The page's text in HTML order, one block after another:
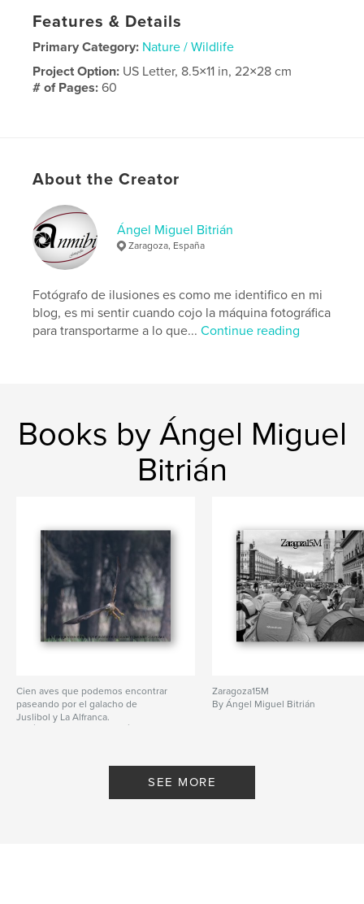
Features & Details
Primary Category: Nature / Wildlife
Project Option: US Letter, 8.5×11 in, 22×28 cm
# of Pages:60
Bubobubo , Búhoreal
About the Creator
Ángel Miguel Bitrián
Zaragoza, España
Fotógrafo de ilusiones es como me identifico en mi
blog, es mi sentir cuando cojo la máquina fotográfica
para transportarme a lo que...Continue reading
Books by Ángel Miguel
Bitrián
Cien aves que podemos encontrar
paseando por el galacho de
Juslibol y La Alfranca.
Zaragoza15M
By Ángel Miguel Bitrián
SEE MORE